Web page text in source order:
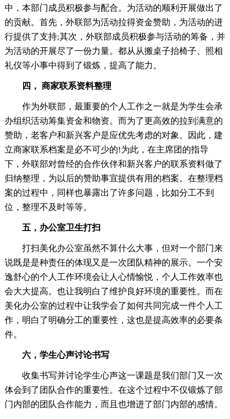
中，本部门成员积极参与配合。为活动的顺利开展做出了
的贡献。首先，外联部为活动拉得资金赞助，为活动的进
行提供了支持;其次，外联部成员积极参与活动的筹备，并
为活动的开展尽了一份力量。都从从搬桌子抬椅子、照相
礼仪等小事中得到了锻炼，提高了能力。
四， 商家联系资料整理
作为外联部，最重要的个人工作之一就是为学生会承
办组织活动筹集资金和物资。而为了更高效的拉到满意的
赞助，老客户和新兴客户是应优先考虑的对象。因此，建
立商家联系档案是必不可少的!为此，在主席团的指导
下，外联部对曾经的合作伙伴和新兴客户的联系资料做了
归纳整理，为以后的赞助事宜提供有用的档案。在整理档
案的过程中，同样也暴露出了许多问题，比如分工不到
位，整理不及时等等。
五，办公室卫生打扫
打扫美化办公室虽然不算什么大事，但对一个部门来
说既是是种责任的体现又是一次团队精神的展示。一个安
逸舒心的个人工作环境会让人心情愉悦，个人工作效率也
会大大提高。也让我明白了维护良好环境的重要性。而在
美化办公室的过程中让我学会了如何共同完成一件个人工
作，明白了明确分工的重要性，这也是提高效率的必要条
件。
六，学生心声讨论书写
收集书写并讨论学生心声这一课题是我们部门又一次
体会到了团队合作的重要性。在这个过程中不仅锻炼了部
门内部的团队合作能力，而且也增进了部门内部的感情。